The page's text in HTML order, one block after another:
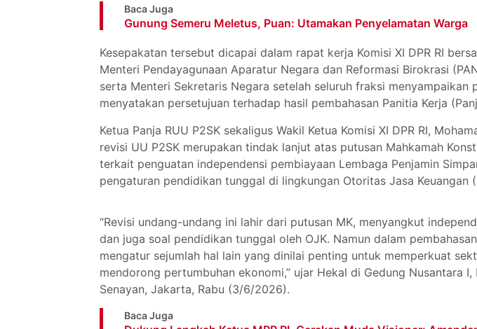
Baca Juga
Gunung Semeru Meletus, Puan: Utamakan Penyelamatan Warga
Kesepakatan tersebut dicapai dalam rapat kerja Komisi XI DPR RI
Menteri Pendayagunaan Aparatur Negara dan Reformasi Birokrasi
serta Menteri Sekretaris Negara setelah seluruh fraksi menyampaikan
menyatakan persetujuan terhadap hasil pembahasan Panitia Kerja
Ketua Panja RUU P2SK sekaligus Wakil Ketua Komisi XI DPR RI,
revisi UU P2SK merupakan tindak lanjut atas putusan Mahkamah
terkait penguatan independensi pembiayaan Lembaga Penjamin
pengaturan pendidikan tunggal di lingkungan Otoritas Jasa Keuangan
“Revisi undang-undang ini lahir dari putusan MK, menyangkut
dan juga soal pendidikan tunggal oleh OJK. Namun dalam
mengatur sejumlah hal lain yang dinilai penting untuk memperkuat
mendorong pertumbuhan ekonomi,” ujar Hekal di Gedung Nusantara I,
Senayan, Jakarta, Rabu (3/6/2026).
Baca Juga